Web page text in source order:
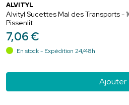
ALVITYL
Alvityl Sucettes Mal des Transports -
Pissenlit
7,06€
En stock - Expédition 24/48h
Ajouter